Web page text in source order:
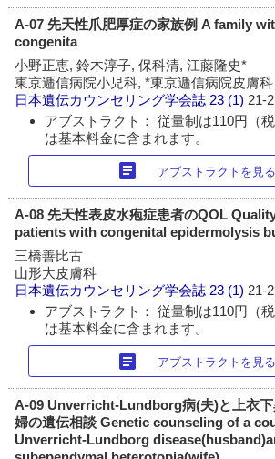
A-07 先天性爪肥厚症の家族例 A family
congenita
小野正恵, 鈴木淳子, 保科清, 江藤隆史*
東京逓信病院小児科, *東京逓信病院皮膚科
日本遺伝カウンセリング学会誌 23 (1) 21-
アブストラクト： 従量制は110円（
は基本料金に含まれます。
article アブストラクトを見る
A-08 先天性表皮水疱症患者のQOL
patients with congenital epidermolysis
三橋善比古
山形大皮膚科
日本遺伝カウンセリング学会誌 23 (1) 21-
アブストラクト： 従量制は110円（
は基本料金に含まれます。
article アブストラクトを見る
A-09 Unverricht-Lundborg病(夫)と上衣
婦の遺伝相談 Genetic counseling of a
Unverricht-Lundborg